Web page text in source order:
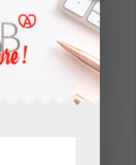
et Jean-
Le Clair